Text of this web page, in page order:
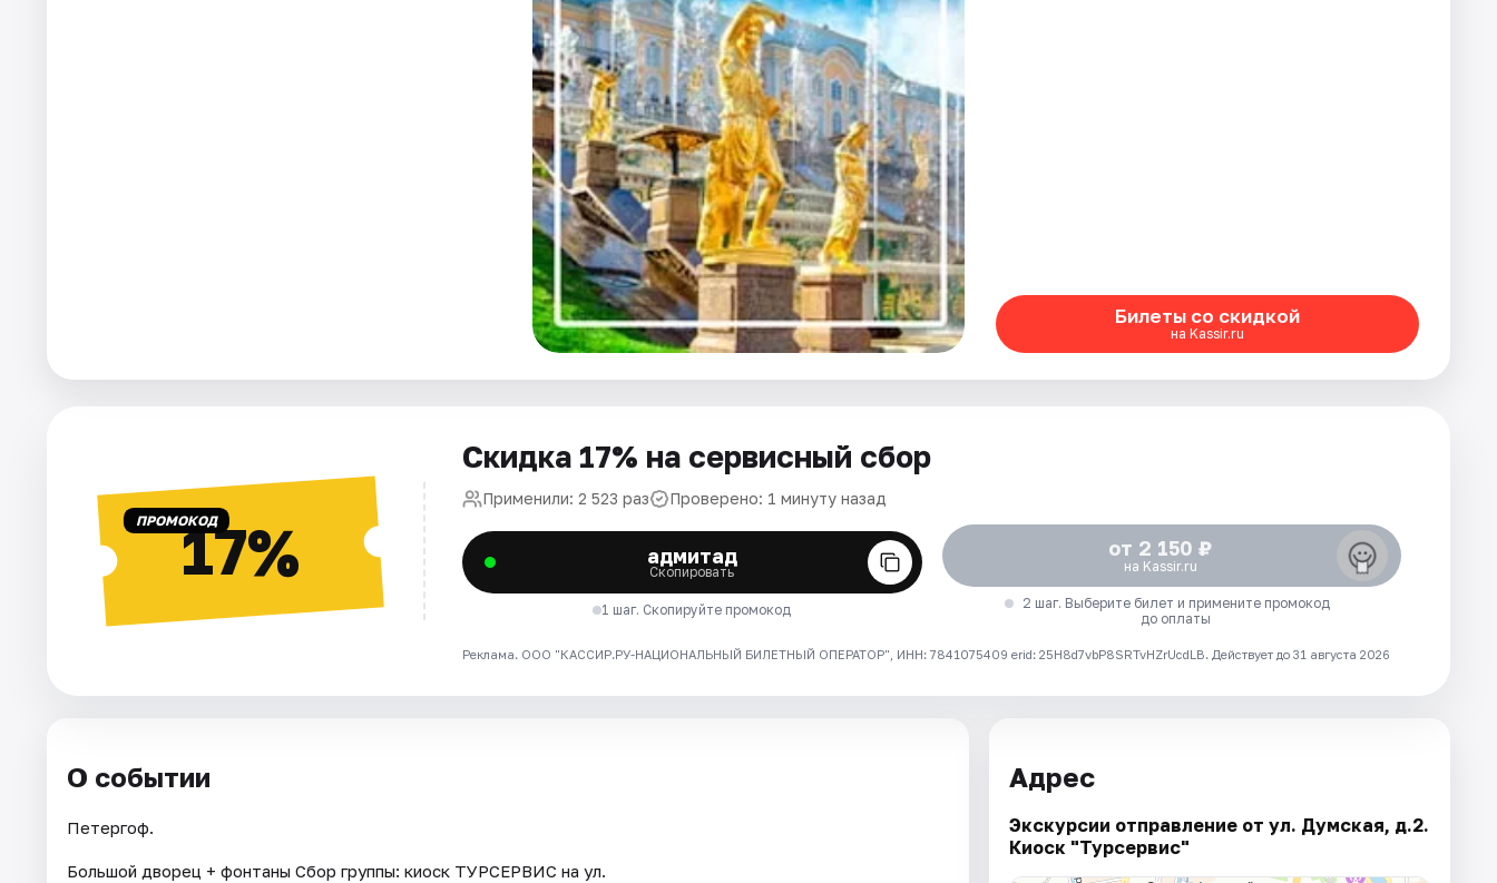
Билеты со скидкой
на Kassir.ru
ПРОМОКОД17%
Скидка 17% на сервисный сбор
Применили: 2 523 раз Проверено: 1 минуту назад
адмитад
Скопировать
1 шаг. Скопируйте промокод
от 2 150 ₽
на Kassir.ru
2 шаг. Выберите билет и примените промокод
до оплаты
Реклама. ООО "КАССИР.РУ-НАЦИОНАЛЬНЫЙ БИЛЕТНЫЙ ОПЕРАТОР", ИНН: 7841075409 erid: 25H8d7vbP8SRTvHZrUcdLB. Действует до 31 августа 2026
О событии
Петергоф.
Большой дворец + фонтаны Сбор группы: киоск ТУРСЕРВИС на ул.
Адрес
Экскурсии отправление от ул. Думская, д.2.
Киоск "Турсервис"